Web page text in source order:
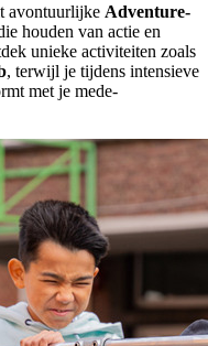
avontuurlijke Adventure-
houden van actie en
unieke activiteiten zoals
, terwijl je tijdens intensieve
met je mede-